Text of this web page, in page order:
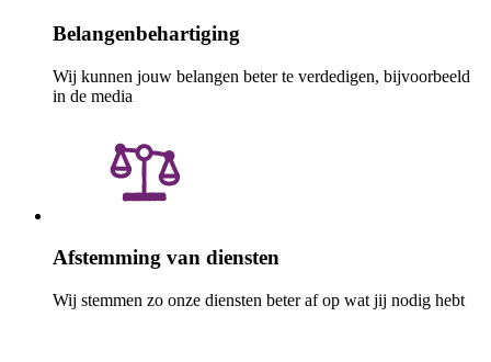
Belangenbehartiging
Wij kunnen jouw belangen beter te verdedigen, bijvoorbeeld
in de media
Afstemming van diensten
Wij stemmen zo onze diensten beter af op wat jij nodig hebt